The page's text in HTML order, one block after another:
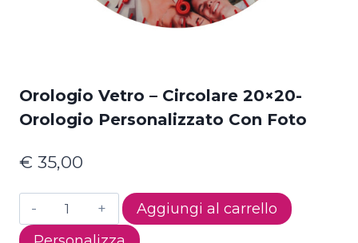
Orologio Vetro – Circolare 20×20-
Orologio Personalizzato Con Foto
€ 35,00
Orologio
Vetro
Aggiungi al carrello